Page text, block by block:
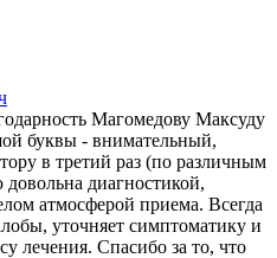
Магомедову Максуду
буквы - внимательный,
в третий раз (по различным
диагностикой,
атмосферой приема. Всегда
уточняет симптоматику и
лечения. Спасибо за то, что